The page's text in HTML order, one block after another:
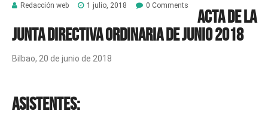
Redacción web 1 julio, 2018 0 Comments
Acta de la
Junta Directiva Ordinaria de junio 2018
Bilbao, 20 de junio de 2018
Asistentes: